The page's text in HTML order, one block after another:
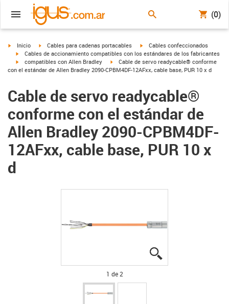
(0)
igus-icon-arrow-right
Inicio igus-icon-arrow-right
Cables para cadenas portacables igus-icon-arrow-right
Cables confeccionados
igus-icon-arrow-right
Cables de accionamiento compatibles con los estándares de los fabricantes
igus-icon-arrow-right
compatibles con Allen Bradley igus-icon-arrow-right
Cable de servo readycable® conforme
con el estándar de Allen Bradley 2090-CPBM4DF-12AFxx, cable base, PUR 10 x d
Cable de servo readycable®
conforme con el estándar de
Allen Bradley 2090-CPBM4DF-
12AFxx, cable base, PUR 10 x
d
1 de 2